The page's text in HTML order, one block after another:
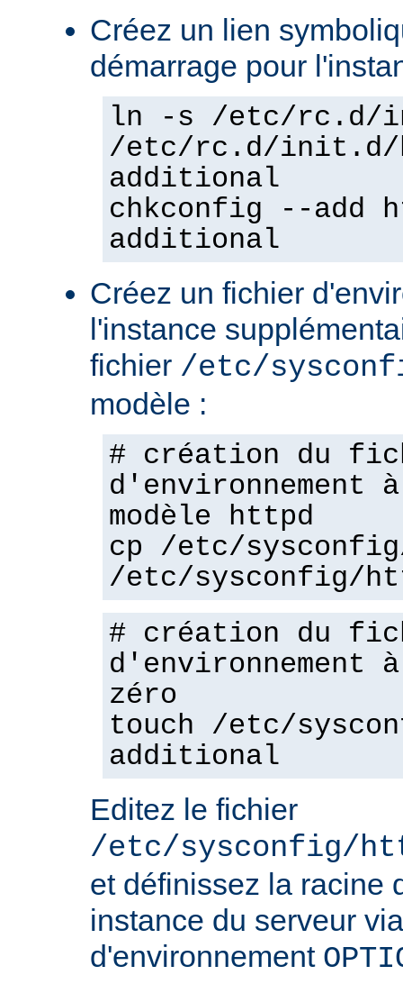
Créez un lien
démarrage pour
ln -s /etc/rc.d/
/etc/rc.d/init.d/
additional
chkconfig --add
additional
Créez un fichier
l'instance
fichier /etc/
modèle :
# création du
d'environnement
modèle httpd
cp /etc/
/etc/sysconfig/
# création du
d'environnement
zéro
touch /etc/
additional
Editez le fichier
/etc/sysconfig/
et définissez la racine
instance du serveur
d'environnement